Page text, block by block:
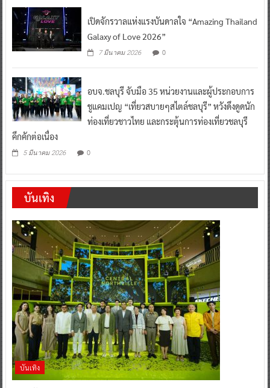
เปิดจักรวาลแห่งแรงบันดาลใจ “Amazing Thailand
Galaxy of Love 2026”
7 มีนาคม 2026 0
อบจ.ชลบุรี จับมือ 35 หน่วยงานและผู้ประกอบการ
ชูแคมเปญ “เที่ยวสบายๆสไตล์ชลบุรี” หวังดึงดูดนัก
ท่องเที่ยวชาวไทย และกระตุ้นการท่องเที่ยวชลบุรี
คึกคักต่อเนื่อง
5 มีนาคม 2026 0
บันเทิง
บันเทิง